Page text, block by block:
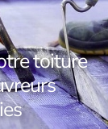
toiture